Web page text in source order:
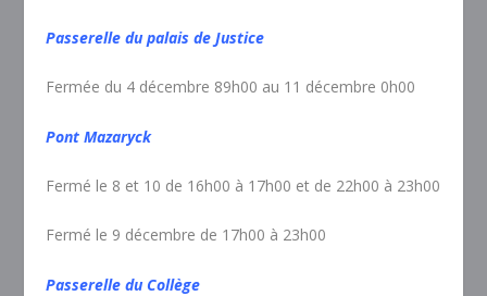
Passerelle du palais de Justice
Fermée du 4 décembre 89h00 au 11 décembre 0h00
Pont Mazaryck
Fermé le 8 et 10 de 16h00 à 17h00 et de 22h00 à 23h00
Fermé le 9 décembre de 17h00 à 23h00
Passerelle du Collège